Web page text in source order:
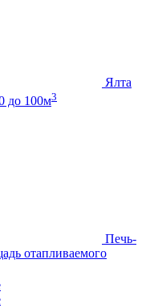
Ялта
до 100м3
Печь-
отапливаемого